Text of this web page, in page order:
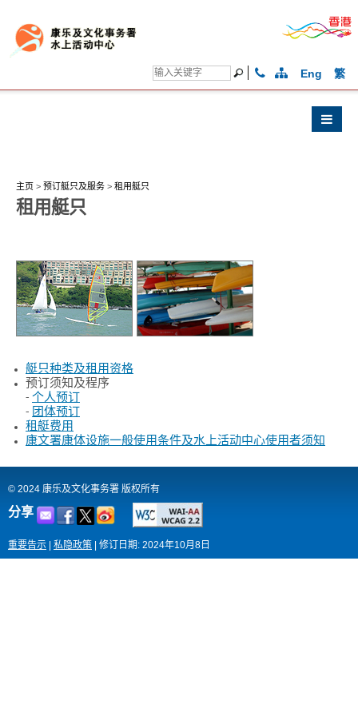
Eng 繁
主页 > 预订艇只及服务 > 租用艇只
租用艇只
艇只种类及租用资格
预订须知及程序
- 个人预订
- 团体预订
租艇费用
康文署康体设施一般使用条件及水上活动中心使用者须知
© 2024 康乐及文化事务署 版权所有
分享
重要告示 私隐政策 修订日期: 2024年10月8日